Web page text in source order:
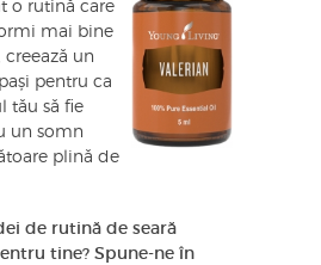
o rutină care
mai bine
un
pentru ca
tău să fie
un somn
plină de
de rutină de seară
tine? Spune-ne în